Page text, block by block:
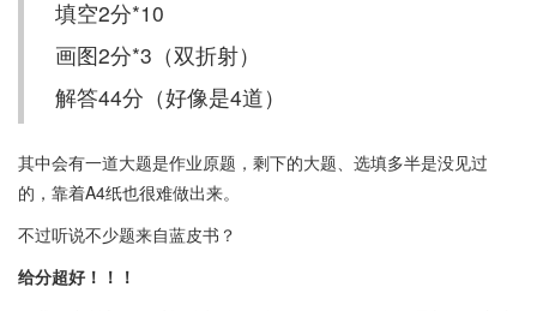
填空2分*10
画图2分*3（双折射）
解答44分（好像是4道）
其中会有一道大题是作业原题，剩下的大题、选填多半是没见过
的，靠着A4纸也很难做出来。
不过听说不少题来自蓝皮书？
给分超好！！！